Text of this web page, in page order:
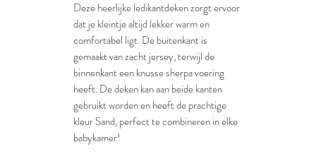
Deze heerlijke ledikantdeken zorgt ervoor
dat je kleintje altijd lekker warm en
comfortabel ligt. De buitenkant is
gemaakt van zacht jersey, terwijl de
binnenkant een knusse sherpa voering
heeft. De deken kan aan beide kanten
gebruikt worden en heeft de prachtige
kleur Sand, perfect te combineren in elke
babykamer!